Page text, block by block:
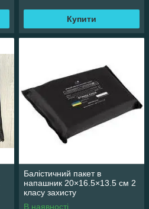
Купити
Балістичний пакет в
напашник 20×16.5×13.5 см 2
класу захисту
В наявності